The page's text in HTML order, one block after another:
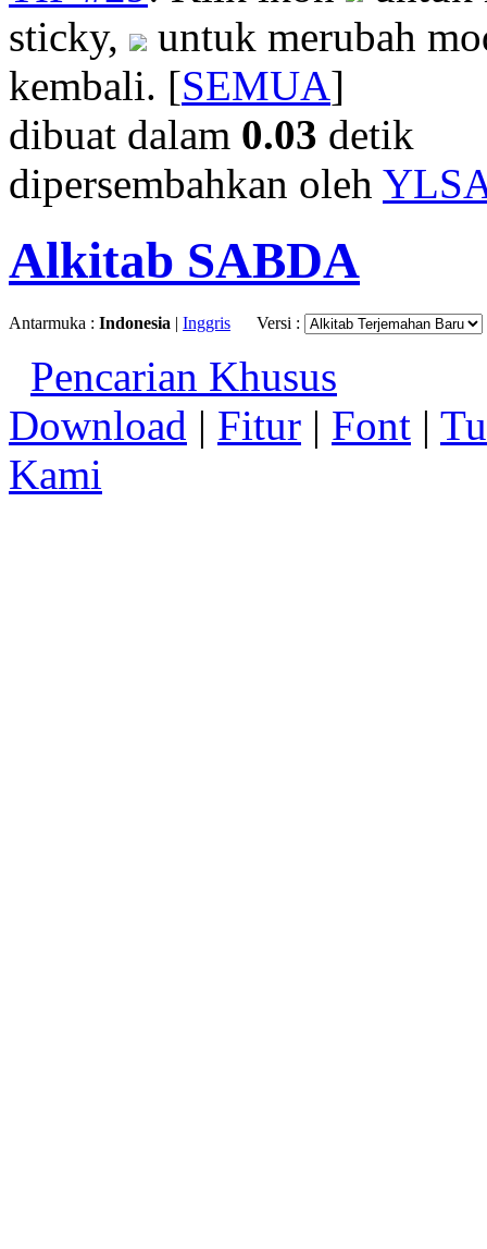
sticky,
untuk merubah
kembali. [SEMUA]
dibuat dalam 0.03 detik
dipersembahkan oleh
Alkitab SABDA
Antarmuka : Indonesia | Inggris Versi :
Pencarian Khusus
Download | Fitur | Font |
Kami